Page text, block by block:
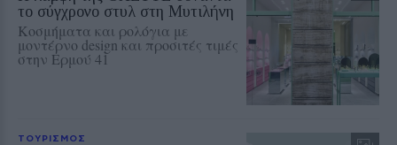
το σύγχρονο στυλ στη Μυτιλήνη
Κοσμήματα και ρολόγια με
μοντέρνο design και προσιτές τιμές
στην Ερμού 41
ΤΟΥΡΙΣΜΟΣ